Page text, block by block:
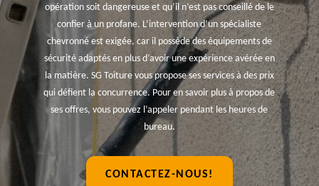
opération soit dangereuse et qu’il n’est pas conseillé de le
confier à un profane. L’intervention d’un spécialiste
chevronné est exigée, car il possède des équipements de
sécurité adaptés en plus d’avoir une expérience avérée en
la matière. SG Toiture vous propose ses services à des prix
qui défient la concurrence. Pour en savoir plus à propos de
ses offres, vous pouvez l’appeler pendant les heures de
bureau.
CONTACTEZ-NOUS!